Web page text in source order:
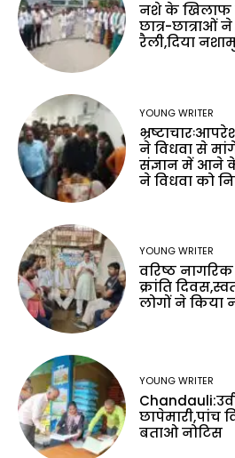
नशे के खिलाफ
छात्र-छात्राओं
रैली,दिया
YOUNG WRITER
ने विधवा से
संज्ञान में आने
ने विधवा को
YOUNG WRITER
वरिष्ठ
क्रांति
लोगों ने किया
YOUNG WRITER
छापेमारी,पांच
बताओ नोटिस